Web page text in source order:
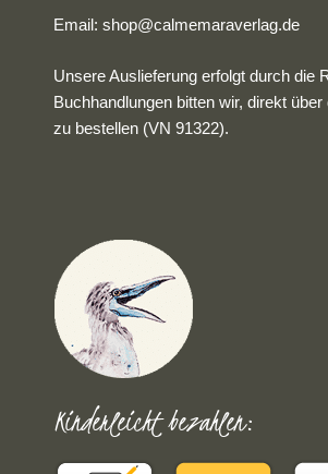
Email:shop@calmemaraverlag.de
Unsere Auslieferung erfolgt durch die
Buchhandlungen bitten wir, direkt über
zu bestellen (VN 91322).
Kinderleicht bezahlen: